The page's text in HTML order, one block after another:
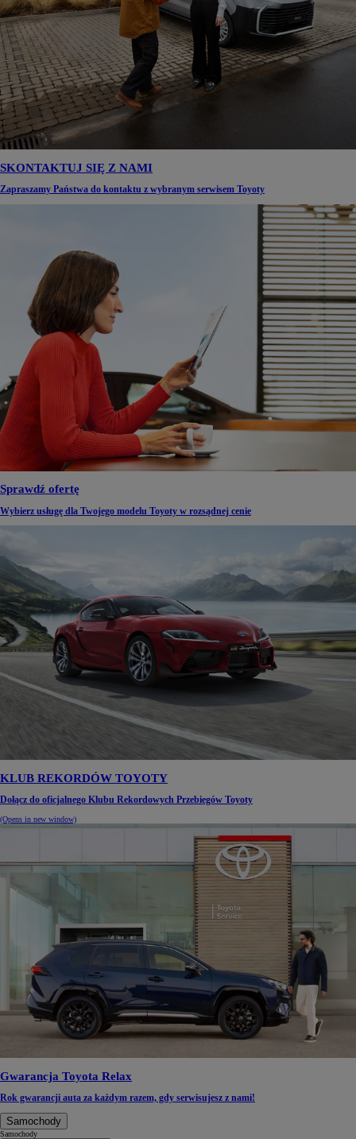
SKONTAKTUJ SIĘ Z NAMI
Zapraszamy Państwa do kontaktu z wybranym serwisem Toyoty
Sprawdź ofertę
Wybierz usługę dla Twojego modelu Toyoty w rozsądnej cenie
KLUB REKORDÓW TOYOTY
Dołącz do oficjalnego Klubu Rekordowych Przebiegów Toyoty
(Opens in new window)
Gwarancja Toyota Relax
Rok gwarancji auta za każdym razem, gdy serwisujesz z nami!
Samochody
Samochody